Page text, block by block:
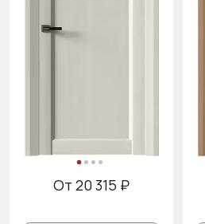
От 20 315 ₽